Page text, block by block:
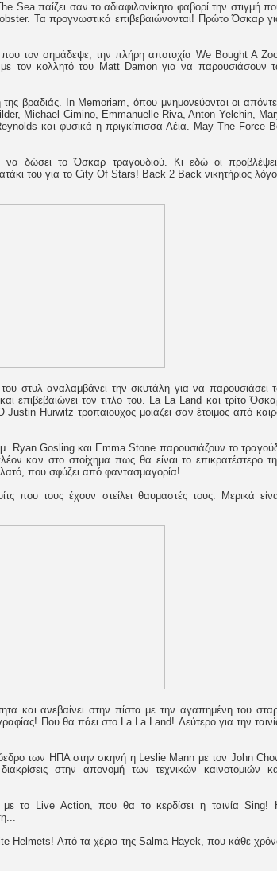
παίζει σαν το αδιαφιλονίκητο φαβορί την στιγμή
Τα προγνωστικά επιβεβαιώνονται! Πρώτο Όσκαρ
τον σημάδεψε, την πλήρη αποτυχία We Bought A
τον κολλητό του Matt Damon για να παρουσιάσουν
βραδιάς. In Memoriam, όπου μνημονεύονται οι
Michael Cimino, Emmanuelle Riva, Anton Yelchin,
και φυσικά η πριγκίπισσα Λέια. May The Force
δώσει το Όσκαρ τραγουδιού. Κι εδώ οι
του για το City Of Stars! Back 2 Back νικητήριος
στυλ αναλαμβάνει την σκυτάλη για να παρουσιάσει
επιβεβαιώνει τον τίτλο του. La La Land και τρίτο
Hurwitz τροπαιούχος μοιάζει σαν έτοιμος από
Ryan Gosling και Emma Stone παρουσιάζουν το
καν στο στοίχημα πως θα είναι το επικρατέστερο
που σφύζει από φαντασμαγορία!
που τους έχουν στείλει θαυμαστές τους. Μερικά
και ανεβαίνει στην πίστα με την αγαπημένη του
Που θα πάει στο La La Land! Δεύτερο για την
των ΗΠΑ στην σκηνή η Leslie Mann με τον John
στην απονομή των τεχνικών καινοτομιών
με το Live Action, που θα το κερδίσει η ταινία Sing!
Helmets! Από τα χέρια της Salma Hayek, που κάθε